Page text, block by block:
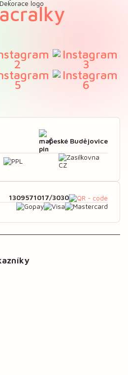
České Budějovice
1309571017/3030